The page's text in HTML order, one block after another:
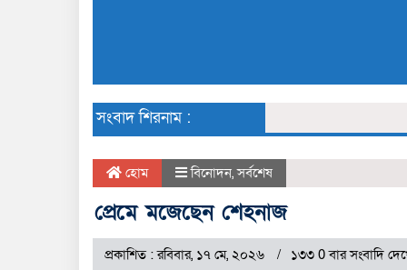
সংবাদ শিরনাম :
হোম বিনোদন,সর্বশেষ
প্রেমে মজেছেন শেহনাজ
প্রকাশিত : রবিবার, ১৭ মে, ২০২৬ ১৩৩ 0 বার সংবাদি